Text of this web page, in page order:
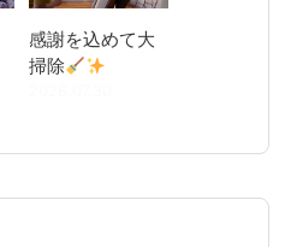
感謝を込めて大
掃除